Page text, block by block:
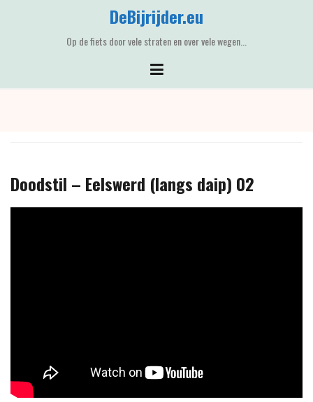
DeBijrijder.eu
Op de fiets door vele straten en over vele wegen...
Doodstil – Eelswerd (langs daip) 02